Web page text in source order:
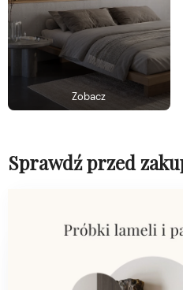
Zobacz
Sprawdź przed